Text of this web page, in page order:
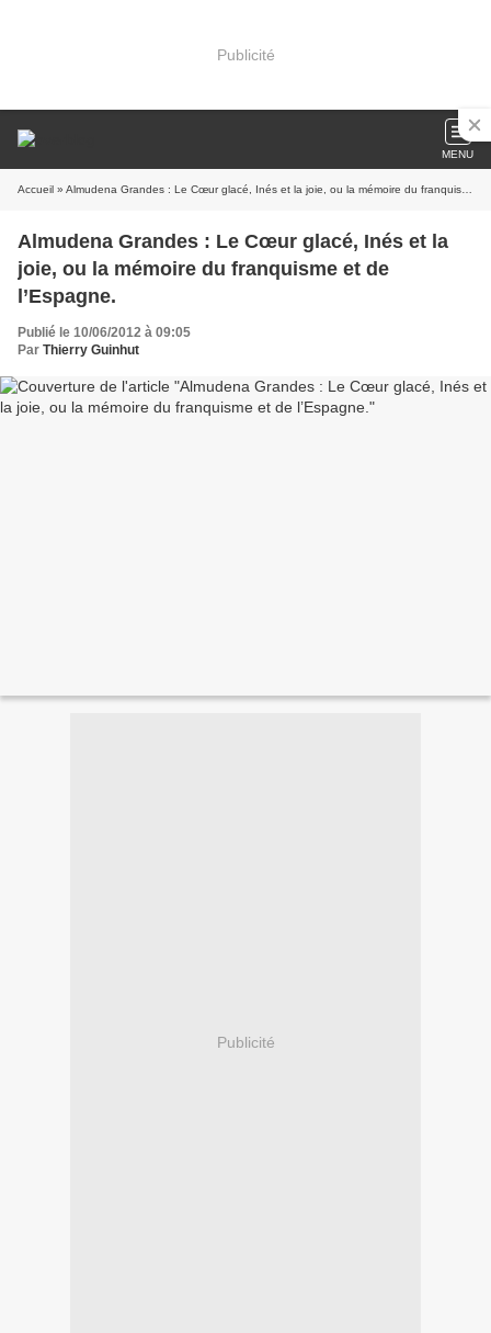
Publicité
MENU
Accueil » Almudena Grandes : Le Cœur glacé, Inés et la joie, ou la mémoire du franquisme et de l’Espagne.
Almudena Grandes : Le Cœur glacé, Inés et la
joie, ou la mémoire du franquisme et de
l’Espagne.
Publié le 10/06/2012 à 09:05
Par Thierry Guinhut
Publicité